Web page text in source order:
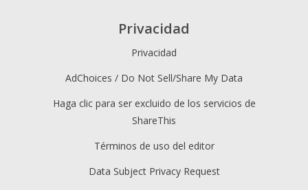
Privacidad
Privacidad
AdChoices / Do Not Sell/Share My Data
Haga clic para ser excluido de los servicios de
ShareThis
Términos de uso del editor
Data Subject Privacy Request